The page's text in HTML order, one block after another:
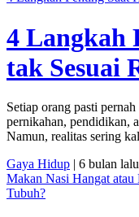
4 Langkah
tak Sesuai
Setiap orang pasti
pernikahan, pendidikan,
Namun, realitas sering
Gaya Hidup | 6 bulan lalu
Makan Nasi Hangat
Tubuh?